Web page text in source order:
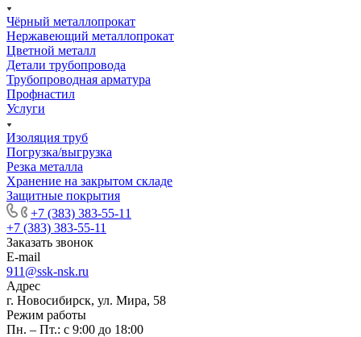
Чёрный металлопрокат
Нержавеющий металлопрокат
Цветной металл
Детали трубопровода
Трубопроводная арматура
Профнастил
Услуги
Изоляция труб
Погрузка/выгрузка
Резка металла
Хранение на закрытом складе
Защитные покрытия
+7 (383) 383-55-11
+7 (383) 383-55-11
Заказать звонок
E-mail
911@ssk-nsk.ru
Адрес
г. Новосибирск, ул. Мира, 58
Режим работы
Пн. – Пт.: с 9:00 до 18:00